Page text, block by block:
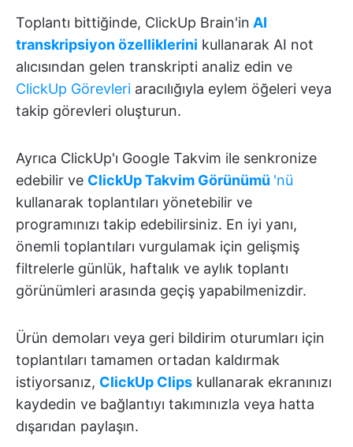
Toplantı bittiğinde, ClickUp Brain'in AI
transkripsiyon özelliklerini kullanarak AI not
alıcısından gelen transkripti analiz edin ve
ClickUp Görevleri aracılığıyla eylem öğeleri veya
takip görevleri oluşturun.
Ayrıca ClickUp'ı Google Takvim ile senkronize
edebilir ve ClickUp Takvim Görünümü 'nü
kullanarak toplantıları yönetebilir ve
programınızı takip edebilirsiniz. En iyi yanı,
önemli toplantıları vurgulamak için gelişmiş
filtrelerle günlük, haftalık ve aylık toplantı
görünümleri arasında geçiş yapabilmenizdir.
Ürün demoları veya geri bildirim oturumları için
toplantıları tamamen ortadan kaldırmak
istiyorsanız, ClickUp Clips kullanarak ekranınızı
kaydedin ve bağlantıyı takımınızla veya hatta
dışarıdan paylaşın.